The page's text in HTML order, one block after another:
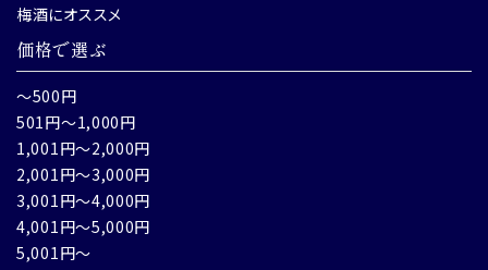
梅酒にオススメ
価格で選ぶ
～500円
501円～1,000円
1,001円～2,000円
2,001円～3,000円
3,001円～4,000円
4,001円～5,000円
5,001円～